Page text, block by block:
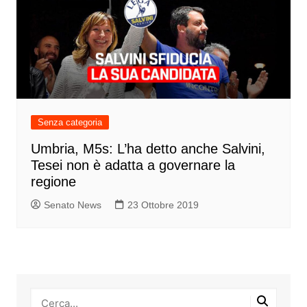
Senza categoria
Umbria, M5s: L’ha detto anche Salvini,
Tesei non è adatta a governare la
regione
Senato News 23 Ottobre 2019